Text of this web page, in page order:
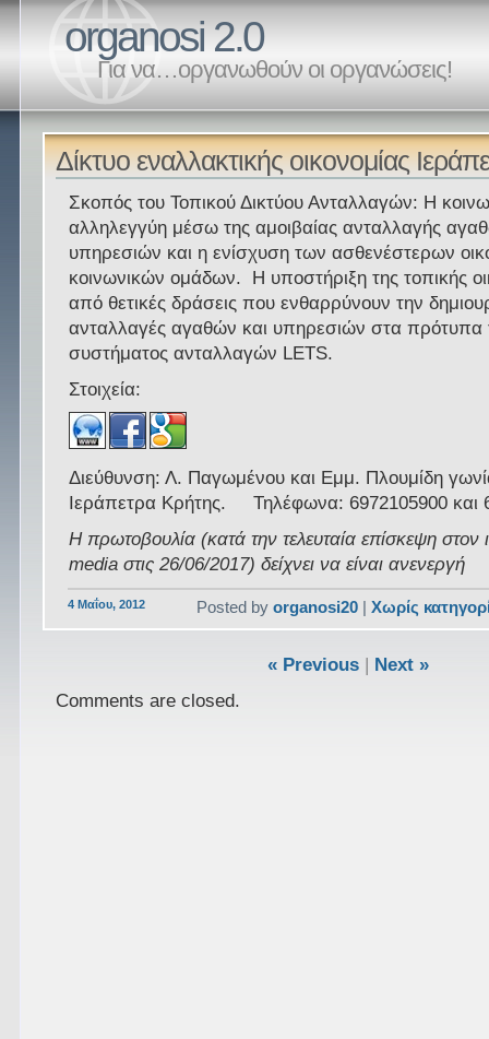
organosi 2.0
Για να…οργανωθούν οι οργανώσεις!
Δίκτυο εναλλακτικής οικονομίας
Σκοπός του Τοπικού Δικτύου Ανταλλαγών: Η
αλληλεγγύη μέσω της αμοιβαίας ανταλλαγής
υπηρεσιών και η ενίσχυση των ασθενέστερων
κοινωνικών ομάδων. Η υποστήριξη της τοπικής
από θετικές δράσεις που ενθαρρύνουν την
ανταλλαγές αγαθών και υπηρεσιών στα πρότυπα
συστήματος ανταλλαγών LETS.
Στοιχεία:
Διεύθυνση: Λ. Παγωμένου και Εμμ. Πλουμίδη
Ιεράπετρα Κρήτης. Τηλέφωνα: 6972105900 και
Η πρωτοβουλία (κατά την τελευταία επίσκεψη
media στις 26/06/2017) δείχνει να είναι ανενεργή
4 Μαΐου, 2012 Posted byorganosi20 |Χωρίς
« Previous|
Next »
Comments are closed.